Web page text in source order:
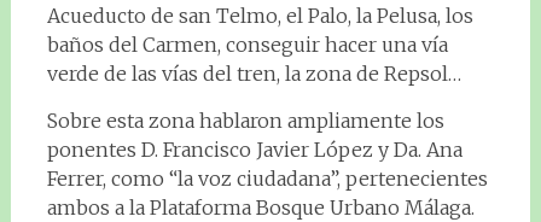
Acueducto de san Telmo, el Palo, la Pelusa, los
baños del Carmen, conseguir hacer una vía
verde de las vías del tren, la zona de Repsol…
Sobre esta zona hablaron ampliamente los
ponentes D. Francisco Javier López y Da. Ana
Ferrer, como “la voz ciudadana”, pertenecientes
ambos a la Plataforma Bosque Urbano Málaga.